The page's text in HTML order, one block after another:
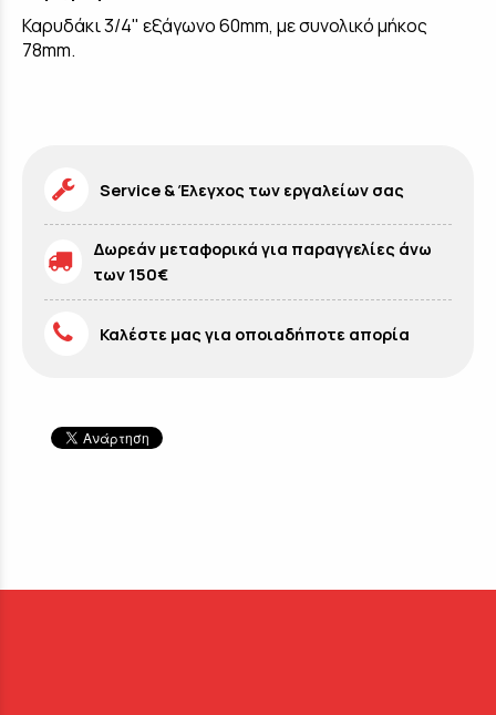
Καρυδάκι 3/4" εξάγωνο 60mm, με συνολικό μήκος
78mm.
Service & Έλεγχος των εργαλείων σας
Δωρεάν μεταφορικά για παραγγελίες άνω
των 150€
Καλέστε μας για οποιαδήποτε απορία